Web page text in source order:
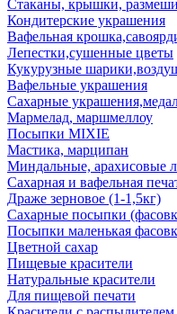
Стаканы, крышки,
Кондитерские украшения
Вафельная
Лепестки,сушенные цветы
Кукурузные
Вафельные украшения
Сахарные
Мармелад, маршмеллоу
Посыпки MIXIE
Мастика, марципан
Миндальные, арахисовые
Сахарная и вафельная
Драже зерновое (1-1,5кг)
Сахарные посыпки
Посыпки маленькая
Цветной сахар
Пищевые красители
Натуральные красители
Для пищевой печати